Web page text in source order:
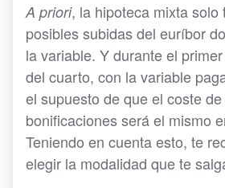
A priori, la hipoteca mixta solo
posibles subidas del euríbor
la variable. Y durante el
del cuarto, con la variable
el supuesto de que el coste
bonificaciones será el mismo
Teniendo en cuenta esto, te
elegir la modalidad que te